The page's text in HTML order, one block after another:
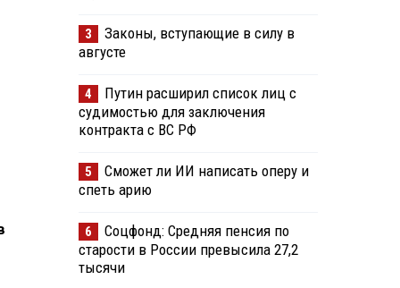
3
Законы, вступающие в силу в
августе
4
Путин расширил список лиц с
судимостью для заключения
контракта с ВС РФ
5
Сможет ли ИИ написать оперу и
спеть арию
6
Соцфонд: Средняя пенсия по
старости в России превысила 27,2
тысячи